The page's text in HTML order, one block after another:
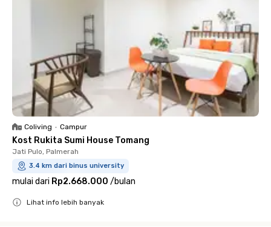
Coliving • Campur
Kost Rukita Sumi House Tomang
Jati Pulo, Palmerah
3.4 km dari binus university
mulai dari Rp2.668.000 /bulan
Lihat info lebih banyak